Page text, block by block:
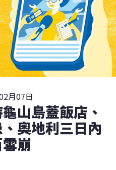
月07日
山島蓋飯店、
奧地利三日內
崩